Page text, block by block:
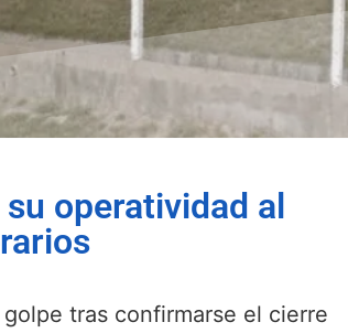
operatividad al
tras confirmarse el cierre